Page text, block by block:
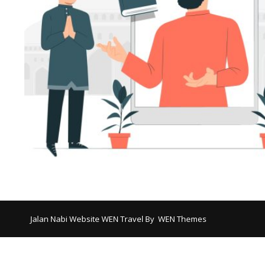
Jalan Nabi Website WEN Travel By WEN Themes